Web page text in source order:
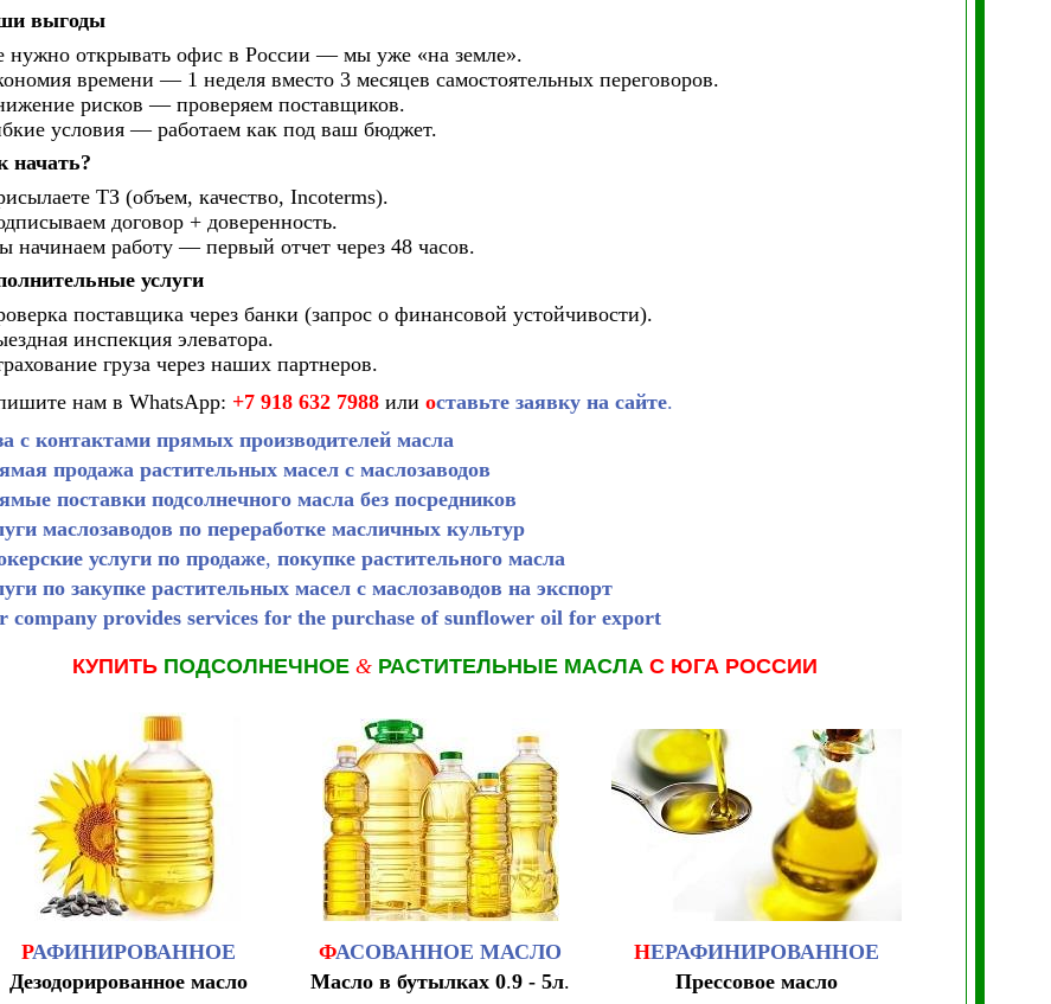
выгоды
нужно открывать офис в России — мы уже «на земле».
времени — 1 неделя вместо 3 месяцев самостоятельных переговоров.
рисков — проверяем поставщиков.
условия — работаем как под ваш бюджет.
начать?
ТЗ (объем, качество, Incoterms).
договор + доверенность.
начинаем работу — первый отчет через 48 часов.
услуги
поставщика через банки (запрос о финансовой устойчивости).
инспекция элеватора.
груза через наших партнеров.
нам в WhatsApp: +7 918 632 7988 или оставьте заявку на сайте.
с контактами прямых производителей масла
продажа растительных масел с маслозаводов
поставки подсолнечного масла без посредников
маслозаводов по переработке масличных культур
услуги по продаже, покупке растительного масла
по закупке растительных масел с маслозаводов на экспорт
company provides services for the purchase of sunflower oil for export
КУПИТЬ ПОДСОЛНЕЧНОЕ & РАСТИТЕЛЬНЫЕ МАСЛА С ЮГА РОССИИ
РАФИНИРОВАННОЕ ФАСОВАННОЕ МАСЛО НЕРАФИНИРОВАННОЕ
Дезодорированное масло
Масло в бутылках 0.9 - 5л. Прессовое масло